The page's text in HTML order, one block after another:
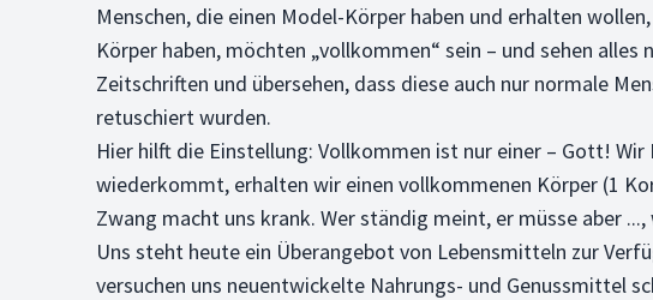
Menschen, die einen Model-Körper haben und erhalten
Körper haben, möchten „vollkommen“ sein – und sehen
Zeitschriften und übersehen, dass diese auch nur normale
retuschiert wurden.
Hier hilft die Einstellung: Vollkommen ist nur einer – Gott!
wiederkommt, erhalten wir einen vollkommenen Körper (1
Zwang macht uns krank. Wer ständig meint, er müsse aber
Uns steht heute ein Überangebot von Lebensmitteln zur
versuchen uns neuentwickelte Nahrungs- und Genussmittel